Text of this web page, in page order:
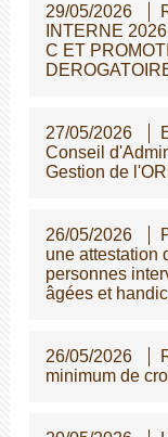
29/05/2026
INTERNE
C ET
27/05/2026
Conseil
Gestion de
26/05/2026
une attestation
personnes
gées et
26/05/2026
minimum de